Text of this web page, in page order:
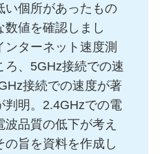
い個所があったもの
数値を確認しまし
ンターネット速度測
ろ、5GHz接続での速
接続での速度が著
判明。2.4GHzでの電
品質の低下が考え
の旨を資料を作成し